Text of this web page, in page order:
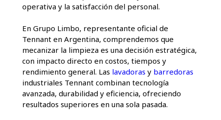
operativa y la satisfacción del personal.
En Grupo Limbo, representante oficial de
Tennant en Argentina, comprendemos que
mecanizar la limpieza es una decisión estratégica,
con impacto directo en costos, tiempos y
rendimiento general. Las lavadoras y barredoras
industriales Tennant combinan tecnología
avanzada, durabilidad y eficiencia, ofreciendo
resultados superiores en una sola pasada.